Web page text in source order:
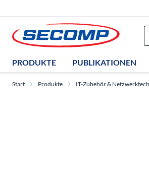
PRODUKTE PUBLIKATIONEN
Start Produkte IT-Zubehör &